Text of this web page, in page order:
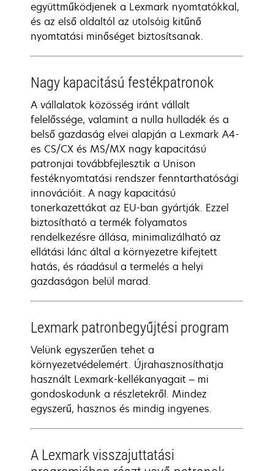
együttműködjenek a Lexmark nyomtatókkal,
és az első oldaltól az utolsóig kitűnő
nyomtatási minőséget biztosítsanak.
Nagy kapacitású festékpatronok
A vállalatok közösség iránt vállalt
felelőssége, valamint a nulla hulladék és a
belső gazdaság elvei alapján a Lexmark A4-
es CS/CX és MS/MX nagy kapacitású
patronjai továbbfejlesztik a Unison
festéknyomtatási rendszer fenntarthatósági
innovációit. A nagy kapacitású
tonerkazettákat az EU-ban gyártják. Ezzel
biztosítható a termék folyamatos
rendelkezésre állása, minimalizálható az
ellátási lánc által a környezetre kifejtett
hatás, és ráadásul a termelés a helyi
gazdaságon belül marad.
Lexmark patronbegyűjtési program
Velünk egyszerűen tehet a
környezetvédelemért. Újrahasznosíthatja
használt Lexmark-kellékanyagait – mi
gondoskodunk a részletekről. Mindez
egyszerű, hasznos és mindig ingyenes.
A Lexmark visszajuttatási